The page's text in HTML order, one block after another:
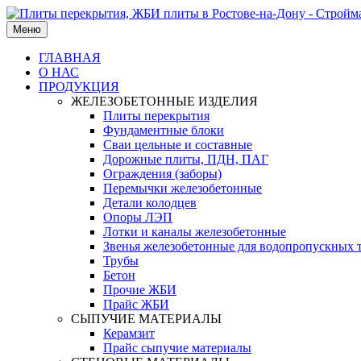
Меню
ГЛАВНАЯ
О НАС
ПРОДУКЦИЯ
ЖЕЛЕЗОБЕТОННЫЕ ИЗДЕЛИЯ
Плиты перекрытия
Фундаментные блоки
Сваи цельные и составные
Дорожные плиты, ПДН, ПАГ
Ограждения (заборы)
Перемычки железобетонные
Детали колодцев
Опоры ЛЭП
Лотки и каналы железобетонные
Звенья железобетонные для водопропускных
Трубы
Бетон
Прочие ЖБИ
Прайс ЖБИ
СЫПУЧИЕ МАТЕРИАЛЫ
Керамзит
Прайс сыпучие материалы